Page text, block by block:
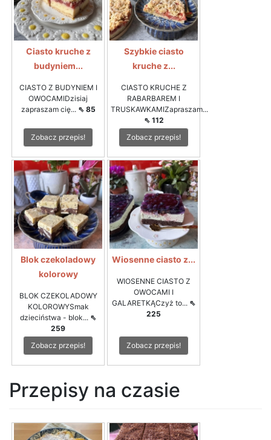
Ciasto kruche z
budyniem...
CIASTO Z BUDYNIEM I
OWOCAMIDzisiaj
zapraszam cię... ⇖ 85
Zobacz przepis!
Szybkie ciasto
kruche z...
CIASTO KRUCHE Z
RABARBAREM I
TRUSKAWKAMIZapraszam...
⇖ 112
Zobacz przepis!
Blok czekoladowy
kolorowy
BLOK CZEKOLADOWY
KOLOROWYSmak
dzieciństwa - blok... ⇖
259
Zobacz przepis!
Wiosenne ciasto z...
WIOSENNE CIASTO Z
OWOCAMI I
GALARETKĄCzyż to... ⇖
225
Zobacz przepis!
Przepisy na czasie